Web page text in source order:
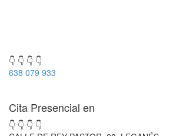
👇 👇 👇 👇
638 079 933
Cita Presencial en
👇 👇 👇 👇